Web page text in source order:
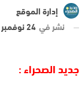
إدارة الموقع
نشر في24 نوفمبر 2022 الساعة 10 و 37 دقيقة
جديد الصحراء :